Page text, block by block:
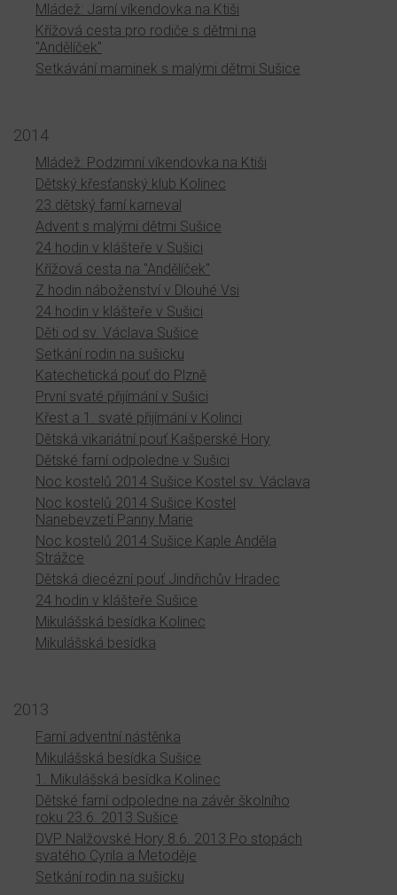
Mládež: Jarní víkendovka na Ktiši
Křížová cesta pro rodiče s dětmi na
"Andělíček"
Setkávání maminek s malými dětmi Sušice
2014
Mládež: Podzimní víkendovka na Ktiši
Dětský křesťanský klub Kolinec
23.dětský farní karneval
Advent s malými dětmi Sušice
24 hodin v klášteře v Sušici
Křížová cesta na "Andělíček"
Z hodin náboženství v Dlouhé Vsi
24 hodin v klášteře v Sušici
Děti od sv. Václava Sušice
Setkání rodin na sušicku
Katechetická pouť do Plzně
První svaté přijímání v Sušici
Křest a 1. svaté přijímání v Kolinci
Dětská vikariátní pouť Kašperské Hory
Dětské farní odpoledne v Sušici
Noc kostelů 2014 Sušice Kostel sv. Václava
Noc kostelů 2014 Sušice Kostel
Nanebevzetí Panny Marie
Noc kostelů 2014 Sušice Kaple Anděla
Strážce
Dětská diecézní pouť Jindřichův Hradec
24 hodin v klášteře Sušice
Mikulášská besídka Kolinec
Mikulášská besídka
2013
Farní adventní nástěnka
Mikulášská besídka Sušice
1. Mikulášská besídka Kolinec
Dětské farní odpoledne na závěr školního
roku 23.6. 2013 Sušice
DVP Nalžovské Hory 8.6. 2013 Po stopách
svatého Cyrila a Metoděje
Setkání rodin na sušicku